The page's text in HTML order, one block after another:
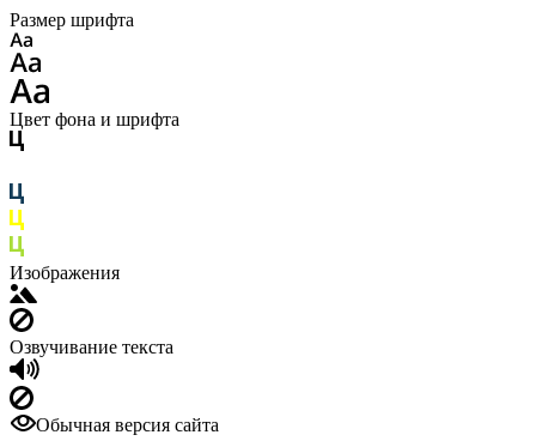
Размер шрифта
Цвет фона и шрифта
Изображения
Озвучивание текста
Обычная версия сайта